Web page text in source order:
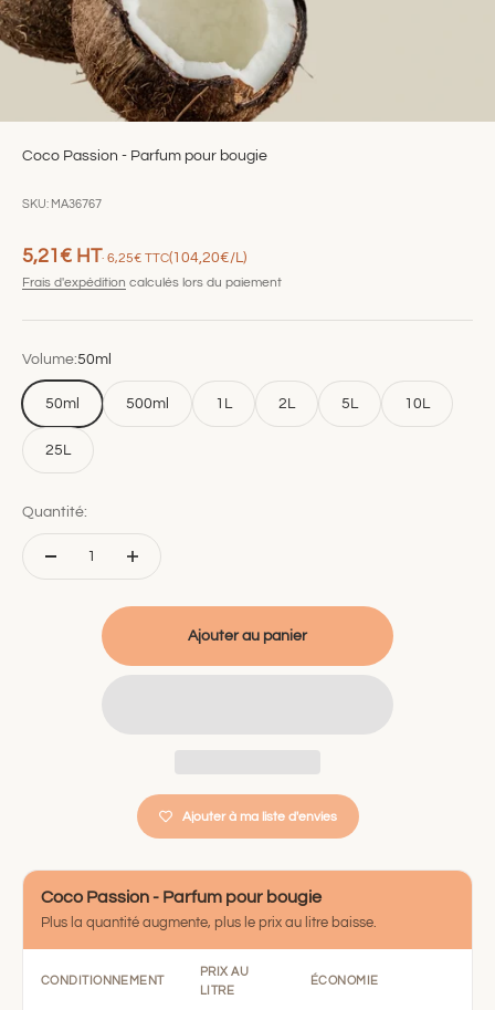
Coco Passion - Parfum pour bougie
SKU: MA36767
Prix de vente
5,21€ HT· 6,25€ TTC(104,20€/L)
Frais d'expédition calculés lors du paiement
Volume:50ml
50ml 500ml 1L 2L 5L 10L
25L
Quantité:
Ajouter au panier
Ajouter à ma liste d'envies
Coco Passion - Parfum pour bougie
Plus la quantité augmente, plus le prix au litre baisse.
CONDITIONNEMENT
PRIX AU
LITRE
ÉCONOMIE